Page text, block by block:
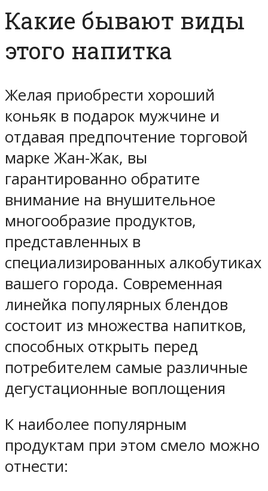
Какие бывают виды
этого напитка
Желая приобрести хороший
коньяк в подарок мужчине и
отдавая предпочтение торговой
марке Жан-Жак, вы
гарантированно обратите
внимание на внушительное
многообразие продуктов,
представленных в
специализированных алкобутиках
вашего города. Современная
линейка популярных блендов
состоит из множества напитков,
способных открыть перед
потребителем самые различные
дегустационные воплощения
К наиболее популярным
продуктам при этом смело можно
отнести: